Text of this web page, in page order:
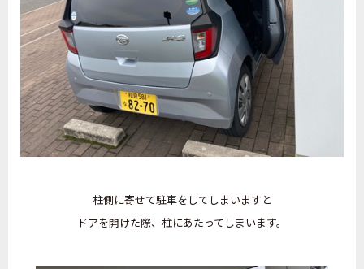
柱側に寄せて駐車をしてしまいますと
ドアを開けた際、柱にあたってしまいます。